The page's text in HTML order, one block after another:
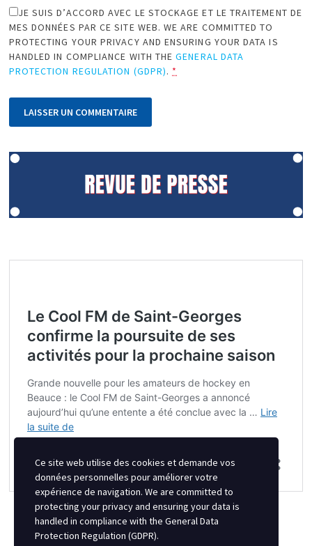
JE SUIS D’ACCORD AVEC LE STOCKAGE ET LE TRAITEMENT DE
MES DONNÉES PAR CE SITE WEB. WE ARE COMMITTED TO
PROTECTING YOUR PRIVACY AND ENSURING YOUR DATA IS
HANDLED IN COMPLIANCE WITH THEGENERAL DATA
PROTECTION REGULATION (GDPR). *
Ce site web utilise des cookies et demande vos
données personnelles pour améliorer votre
expérience de navigation. We are committed to
protecting your privacy and ensuring your data is
handled in compliance with the General Data
Protection Regulation (GDPR).